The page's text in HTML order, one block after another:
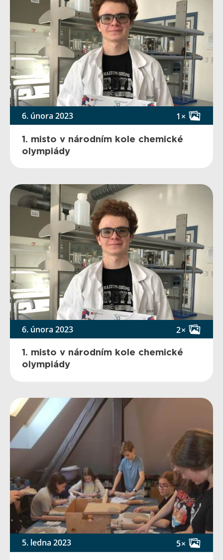
6. února 2023 1×
1. misto v národním kole chemické
olympiády
6. února 2023 2×
1. misto v národním kole chemické
olympiády
5. ledna 2023 5×